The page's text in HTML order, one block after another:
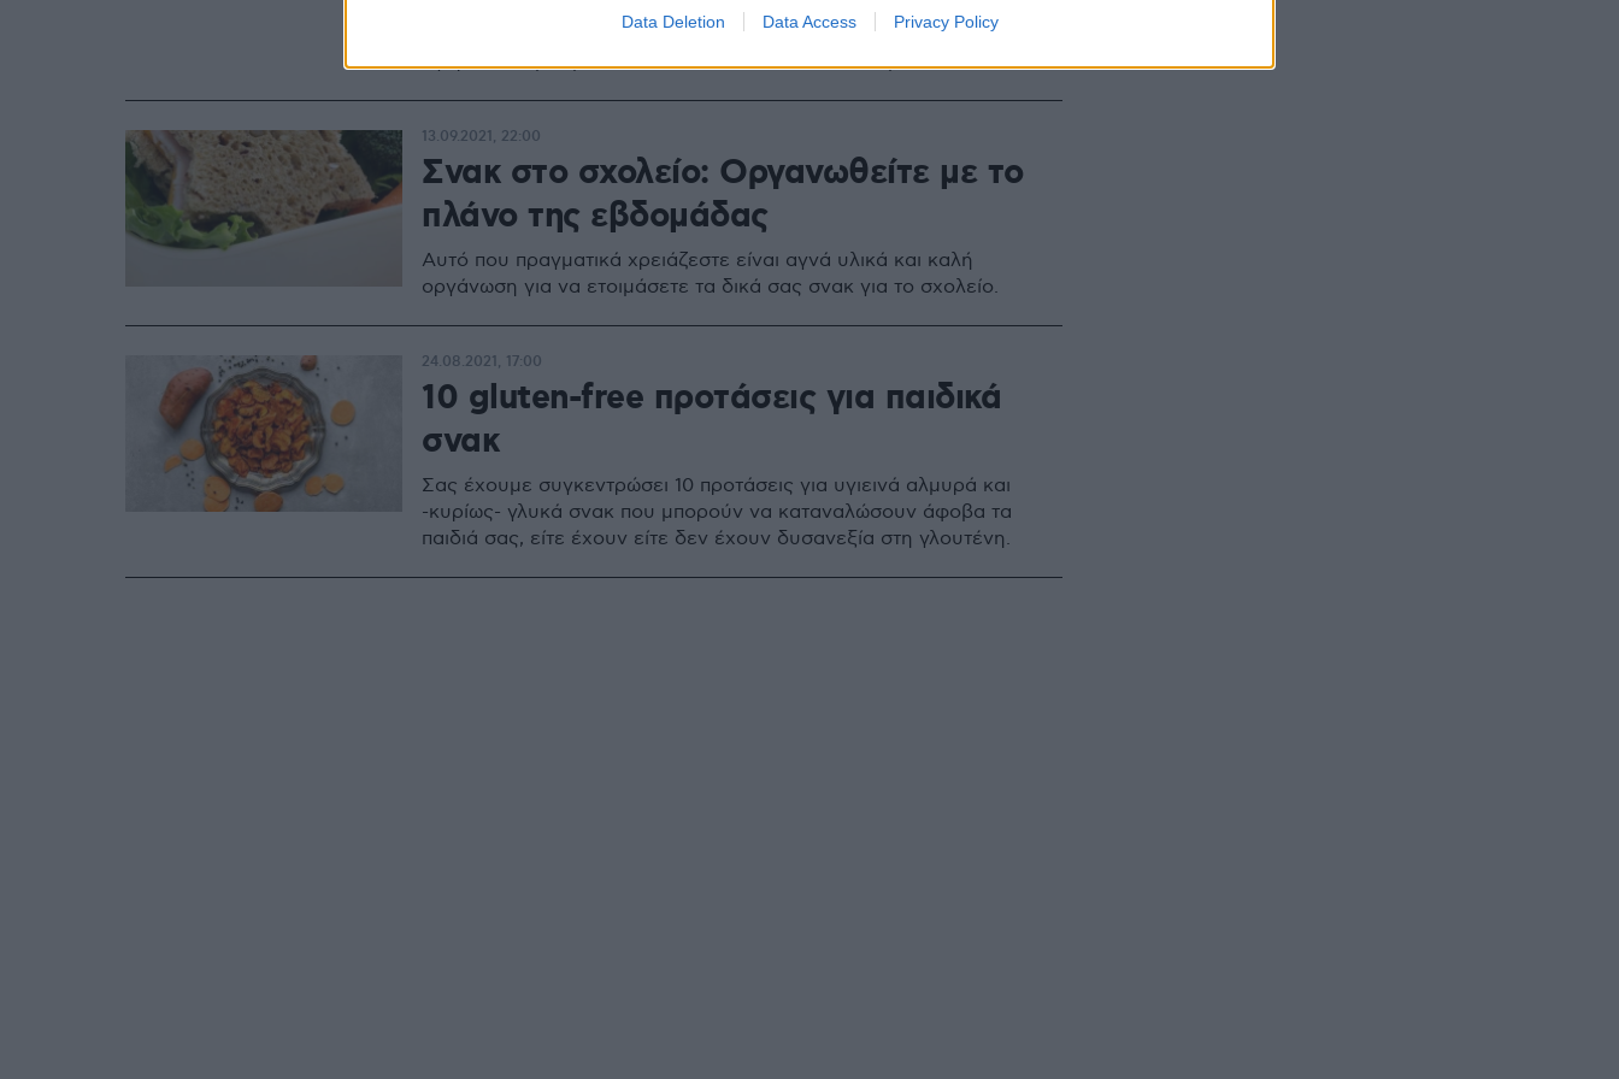
Data Deletion Data Access Privacy Policy
Τι αφορά τελικά τους καταναλωτές περισσότερο- η ποιότητα ή η
τιμή ενός προϊόντος; Μεγάλη ανασκόπηση ερευνών συνθέτει τα
αγοραστικά μοτίβα καταναλωτών από όλο τον κόσμο
Σνακ στο σχολείο: Οργανωθείτε με το
πλάνο της εβδομάδας
Αυτό που πραγματικά χρειάζεστε είναι αγνά υλικά και καλή
οργάνωση για να ετοιμάσετε τα δικά σας σνακ για το σχολείο.
13.09.2021, 22:00
10 gluten-free προτάσεις για παιδικά
σνακ
Σας έχουμε συγκεντρώσει 10 προτάσεις για υγιεινά αλμυρά και
-κυρίως- γλυκά σνακ που μπορούν να καταναλώσουν άφοβα τα
παιδιά σας, είτε έχουν είτε δεν έχουν δυσανεξία στη γλουτένη.
24.08.2021, 17:00